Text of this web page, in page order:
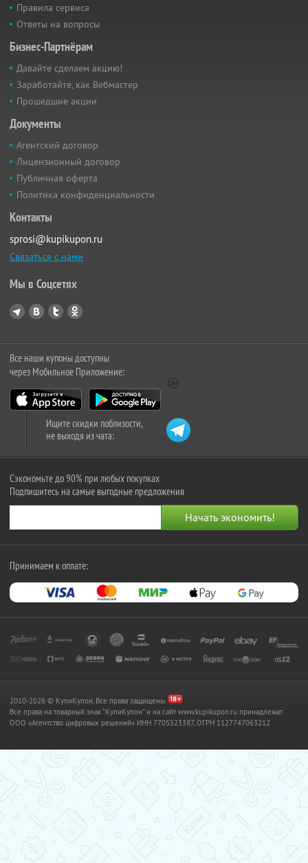
Правила сервиса
Ответы на вопросы
Бизнес-Партнёрам
Давайте сделаем акцию!
Заработайте, как Вебмастер
Прошедшие акции
Документы
Агентский договор
Лицензионный договор
Публичная оферта
Политика конфиденциальности
Контакты
sprosi@kupikupon.ru
Связаться с нами
Мы в Соцсетях
Все наши купоны доступны
через Мобильное Приложение:
Ищите скидки поблизости,
не выходя из чата:
Сэкономьте до 90% при любых покупках
Подпишитесь на самые выгодные предложения
Принимаем к оплате:
2010-2026 © КупиКупон. Все права защищены.
Все права на товарный знак "КупиКупон" и на сайт www.kupikupon.ru принадлежат
OOO «Агентство цифровых решений» ИНН 7705523387, ОГРН 1127747063212